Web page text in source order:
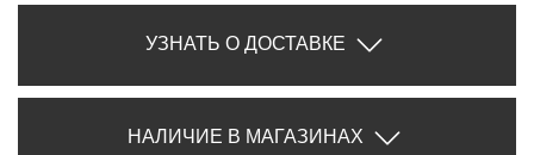
УЗНАТЬ О ДОСТАВКЕ
НАЛИЧИЕ В МАГАЗИНАХ